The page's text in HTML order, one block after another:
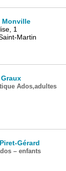
Monville
1
Martin
Ados,adultes
Gérard
– enfants